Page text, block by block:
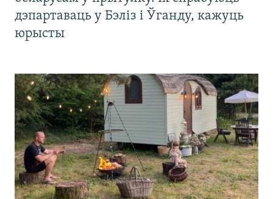
дэпартаваць у Бэліз і Ўганду, кажуць
юрысты